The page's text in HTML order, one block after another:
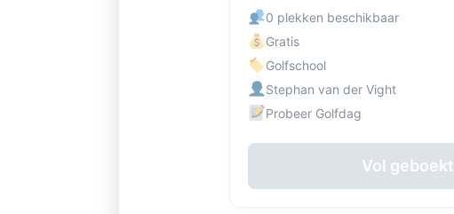
0 plekken beschikbaar
Gratis
Golfschool
Stephan van der Vight
Probeer Golfdag
Vol geboekt